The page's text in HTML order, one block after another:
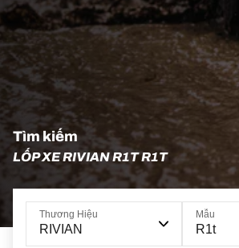
Tìm kiếm
LỐP XE RIVIAN R1T R1T
Thương Hiệu
RIVIAN
Mẫu
R1t